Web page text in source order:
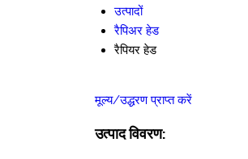
उत्पादों
रैपिअर हेड
रैपियर हेड
मूल्य/उद्धरण प्राप्त करें
उत्पाद विवरण: